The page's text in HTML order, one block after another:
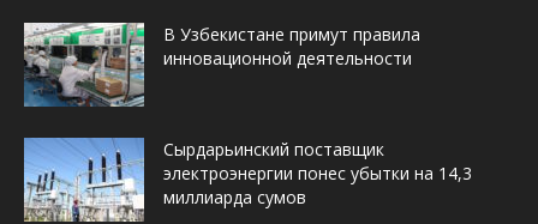
В Узбекистане примут правила
инновационной деятельности
Сырдарьинский поставщик
электроэнергии понес убытки на 14,3
миллиарда сумов